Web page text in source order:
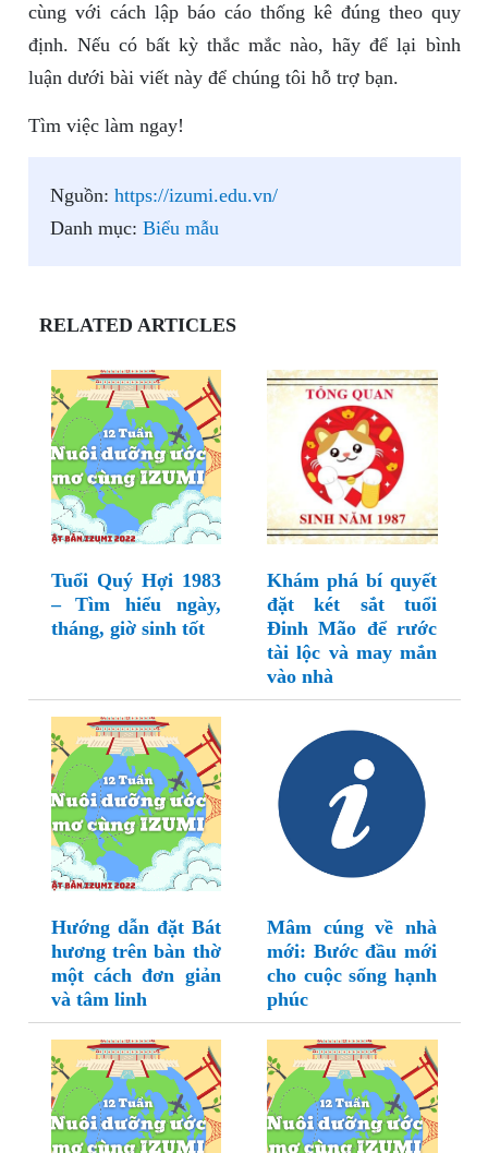
cùng với cách lập báo cáo thống kê đúng theo quy
định. Nếu có bất kỳ thắc mắc nào, hãy để lại bình
luận dưới bài viết này để chúng tôi hỗ trợ bạn.
Tìm việc làm ngay!
Nguồn: https://izumi.edu.vn/
Danh mục: Biểu mẫu
RELATED ARTICLES
Tuổi Quý Hợi 1983
– Tìm hiểu ngày,
tháng, giờ sinh tốt
Khám phá bí quyết
đặt két sắt tuổi
Đinh Mão để rước
tài lộc và may mắn
vào nhà
Hướng dẫn đặt Bát
hương trên bàn thờ
một cách đơn giản
và tâm linh
Mâm cúng về nhà
mới: Bước đầu mới
cho cuộc sống hạnh
phúc